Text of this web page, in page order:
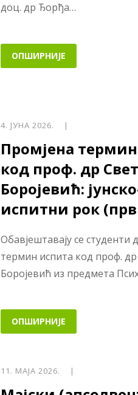
доц. др Ђорђа…
ОПШИРНИЈЕ
4. ЈУНА 2026. |
Промјена
код проф. др
Боројевић:
испитни рок
Обавјештавају се студенти
термин испита код проф.
Боројевић из предмета
ОПШИРНИЈЕ
11. МАЈА 2026. |